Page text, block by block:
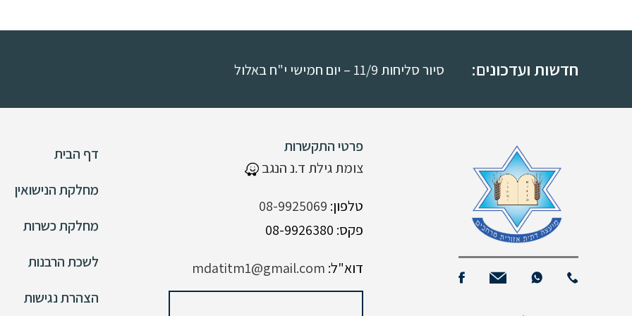
חדשות ועדכונים: סיור סליחות 11/9 – יום חמישי י"ח באלול
דף הבית
מחלקת הנישואין
מחלקת כשרות
לשכת הרבנות
הצהרת נגישות
פרטי התקשרות
צומת גילת ד.נ הנגב
טלפון: 08-9925069
פקס: 08-9926380
דוא"ל: mdatitm1@gmail.com